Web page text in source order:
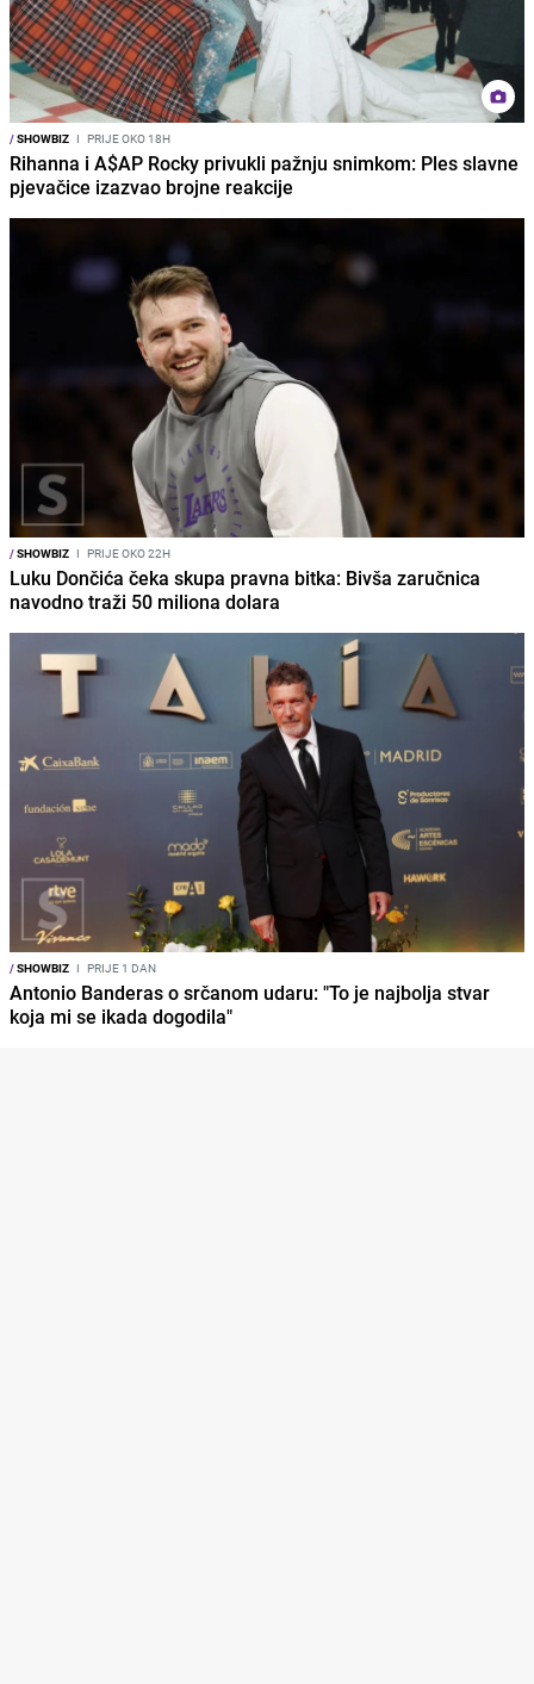
/SHOWBIZ I PRIJE OKO 18H
Rihanna i A$AP Rocky privukli pažnju snimkom: Ples slavne
pjevačice izazvao brojne reakcije
/SHOWBIZ I PRIJE OKO 22H
Luku Dončića čeka skupa pravna bitka: Bivša zaručnica
navodno traži 50 miliona dolara
/SHOWBIZ I PRIJE 1 DAN
Antonio Banderas o srčanom udaru: "To je najbolja stvar
koja mi se ikada dogodila"